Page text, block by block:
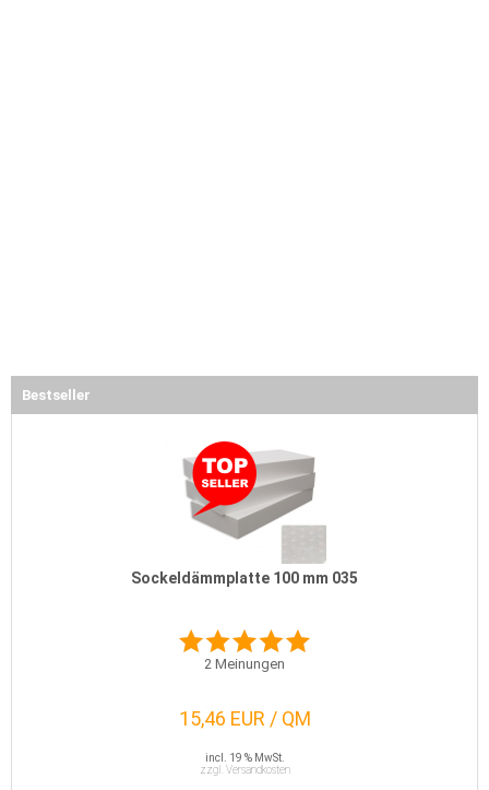
Bestseller
Sockeldämmplatte 100 mm 035
2 Meinungen
15,46 EUR / QM
incl. 19 % MwSt.
zzgl. Versandkosten